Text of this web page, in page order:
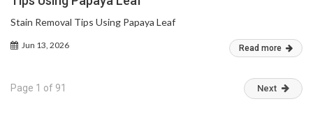
Stain Removal Tips Using Papaya Leaf
Jun 13, 2026 Read more
Page 1 of 91 Next